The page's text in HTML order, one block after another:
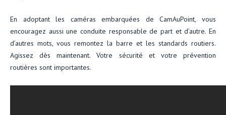
En adoptant les caméras embarquées de CamAuPoint, vous
encouragez aussi une conduite responsable de part et d’autre. En
d’autres mots, vous remontez la barre et les standards routiers.
Agissez dès maintenant. Votre sécurité et votre prévention
routières sont importantes.